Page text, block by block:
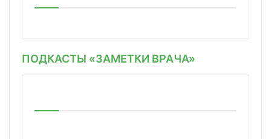
ПОДКАСТЫ «ЗАМЕТКИ ВРАЧА»